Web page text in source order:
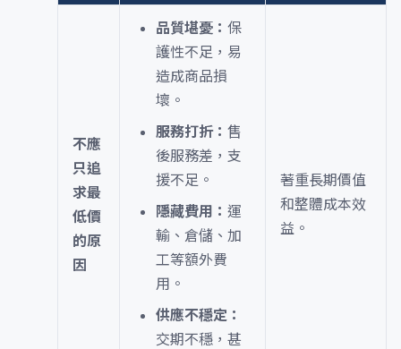
不應
只追
求最
低價
的原
因
品質堪憂： 保
護性不足，易
造成商品損
壞。
服務打折： 售
後服務差，支
援不足。
隱藏費用： 運
輸、倉儲、加
工等額外費
用。
供應不穩定：
交期不穩，甚
著重長期價值
和整體成本效
益。